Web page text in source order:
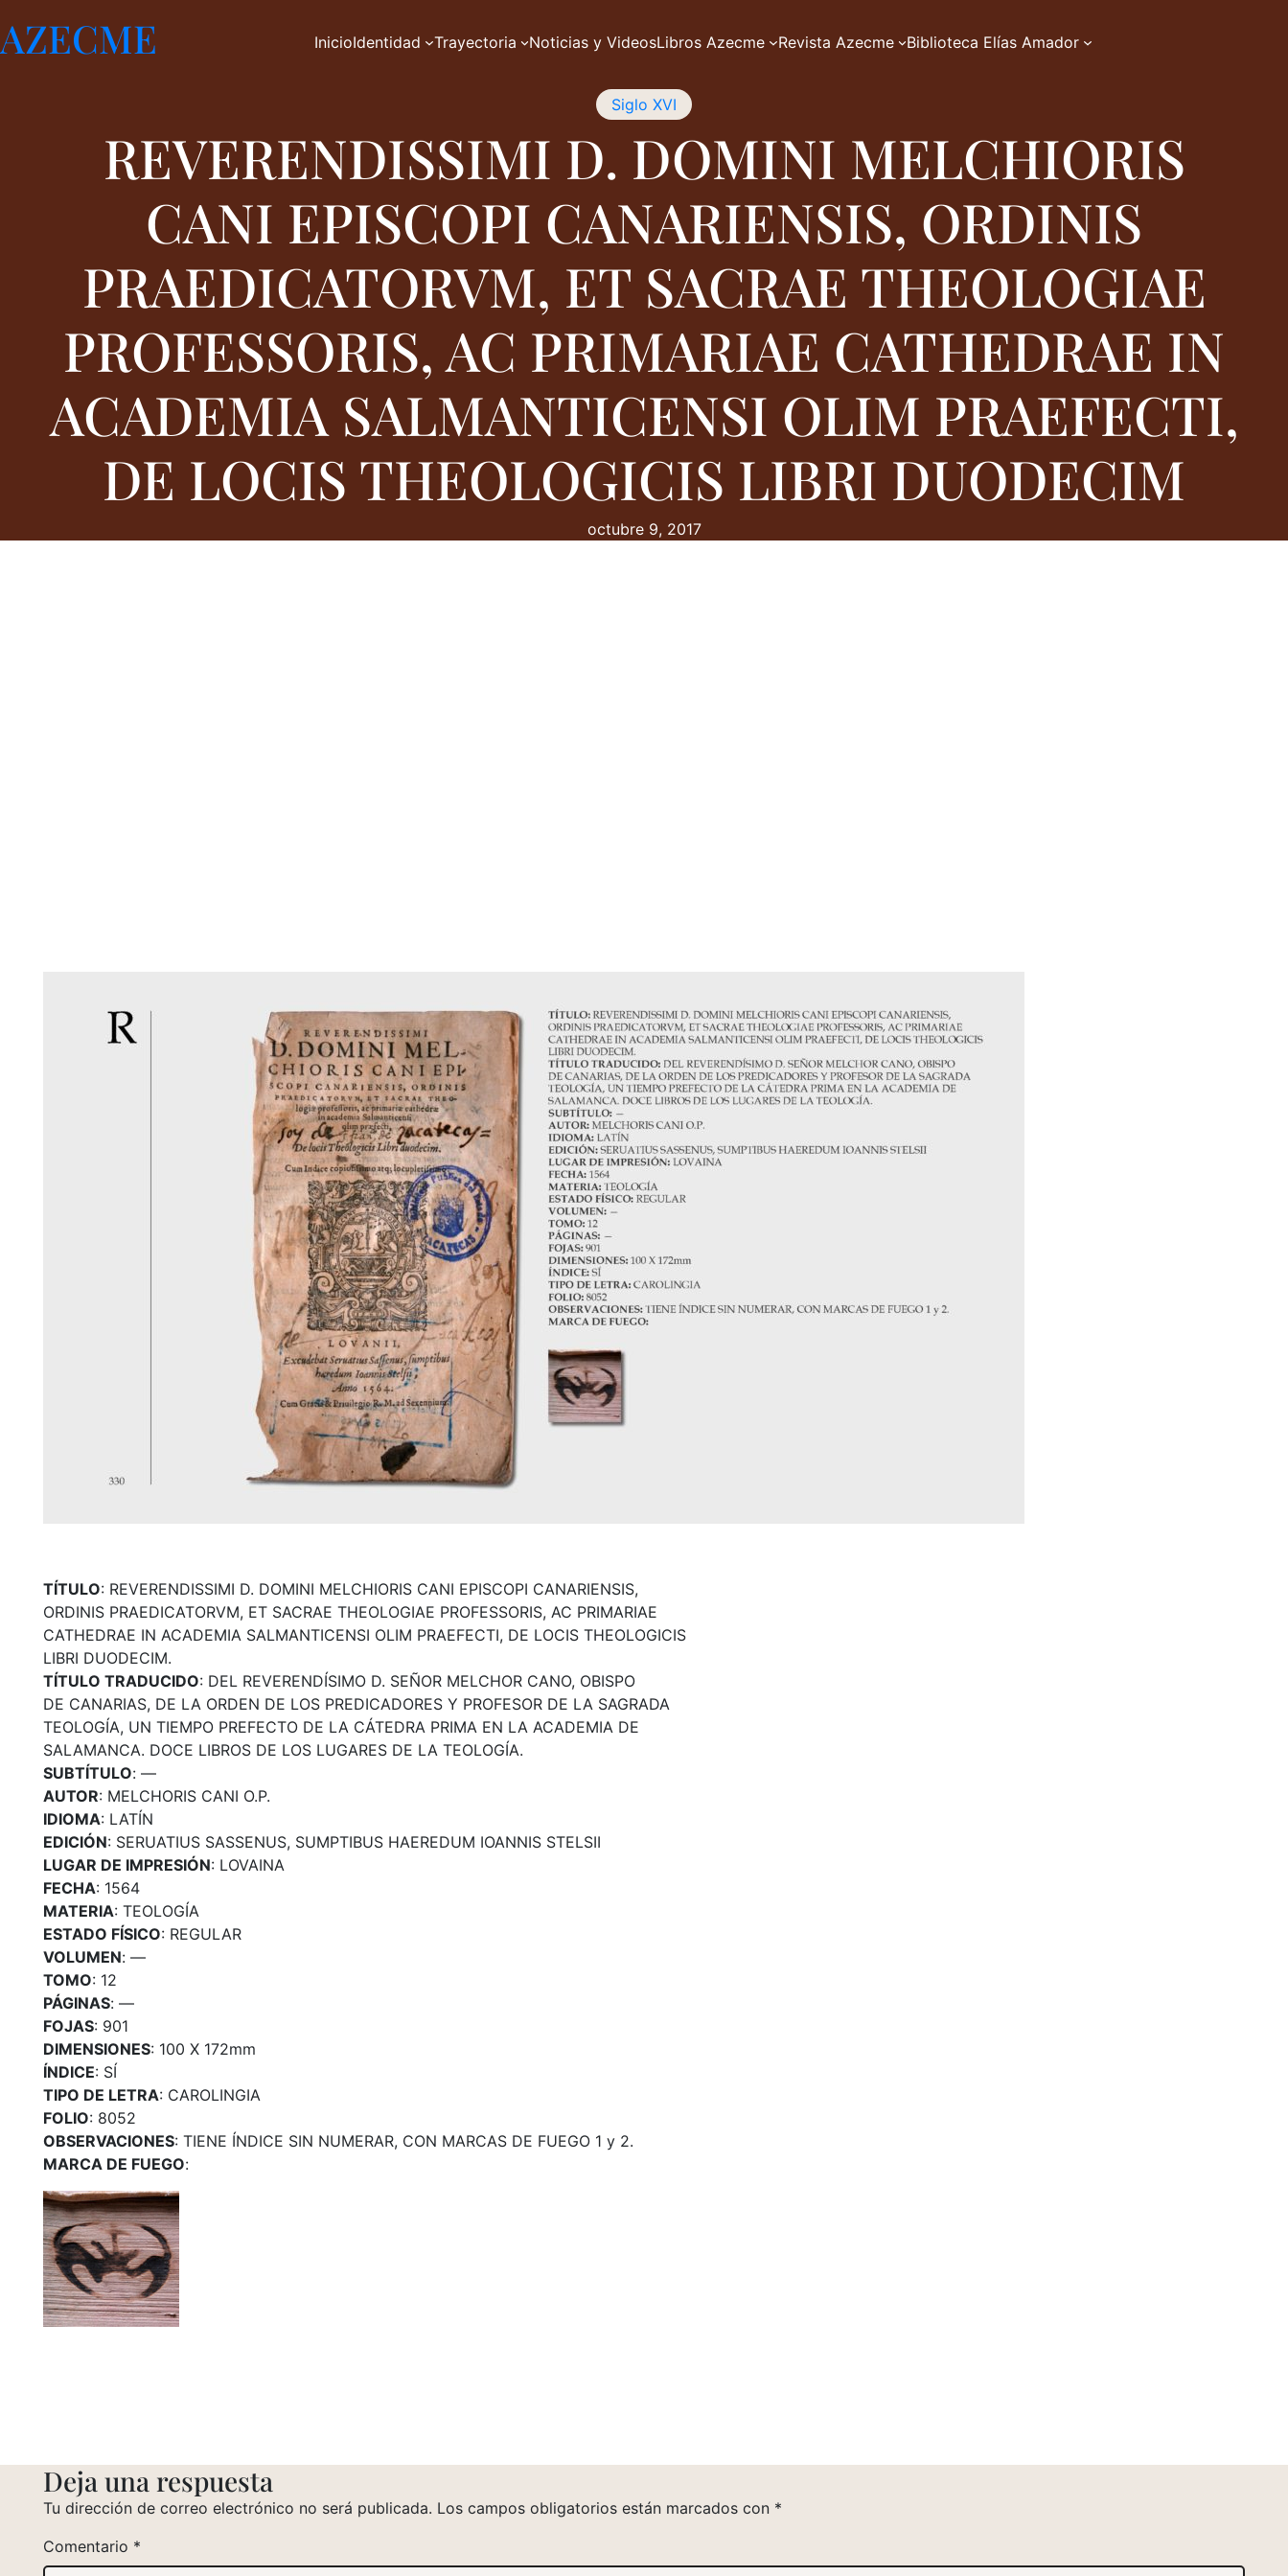
al
contenido
AZECME InicioIdentidad Trayectoria Noticias y VideosLibros Azecme Revista Azecme Biblioteca Elías Amador
Siglo XVI
REVERENDISSIMI D. DOMINI MELCHIORIS
CANI EPISCOPI CANARIENSIS, ORDINIS
PRAEDICATORVM, ET SACRAE THEOLOGIAE
PROFESSORIS, AC PRIMARIAE CATHEDRAE IN
ACADEMIA SALMANTICENSI OLIM PRAEFECTI,
DE LOCIS THEOLOGICIS LIBRI DUODECIM
octubre 9, 2017
TÍTULO: REVERENDISSIMI D. DOMINI MELCHIORIS CANI EPISCOPI CANARIENSIS,
ORDINIS PRAEDICATORVM, ET SACRAE THEOLOGIAE PROFESSORIS, AC PRIMARIAE
CATHEDRAE IN ACADEMIA SALMANTICENSI OLIM PRAEFECTI, DE LOCIS THEOLOGICIS
LIBRI DUODECIM.
TÍTULO TRADUCIDO: DEL REVERENDÍSIMO D. SEÑOR MELCHOR CANO, OBISPO
DE CANARIAS, DE LA ORDEN DE LOS PREDICADORES Y PROFESOR DE LA SAGRADA
TEOLOGÍA, UN TIEMPO PREFECTO DE LA CÁTEDRA PRIMA EN LA ACADEMIA DE
SALAMANCA. DOCE LIBROS DE LOS LUGARES DE LA TEOLOGÍA.
SUBTÍTULO: —
AUTOR: MELCHORIS CANI O.P.
IDIOMA: LATÍN
EDICIÓN: SERUATIUS SASSENUS, SUMPTIBUS HAEREDUM IOANNIS STELSII
LUGAR DE IMPRESIÓN: LOVAINA
FECHA: 1564
MATERIA: TEOLOGÍA
ESTADO FÍSICO: REGULAR
VOLUMEN: —
TOMO: 12
PÁGINAS: —
FOJAS: 901
DIMENSIONES: 100 X 172mm
ÍNDICE: SÍ
TIPO DE LETRA: CAROLINGIA
FOLIO: 8052
OBSERVACIONES: TIENE ÍNDICE SIN NUMERAR, CON MARCAS DE FUEGO 1 y 2.
MARCA DE FUEGO:
Deja una respuesta
Tu dirección de correo electrónico no será publicada. Los campos obligatorios están marcados con *
Comentario *